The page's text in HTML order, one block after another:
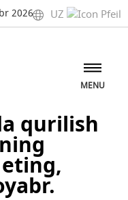
2026 UZ
MENU
qurilish